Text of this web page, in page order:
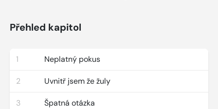
Přehled kapitol
1 Neplatný pokus
2 Uvnitř jsem že žuly
3 Špatná otázka